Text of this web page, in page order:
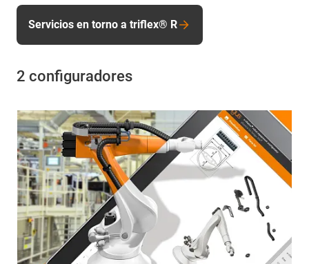
Servicios en torno a triflex® R
2 configuradores